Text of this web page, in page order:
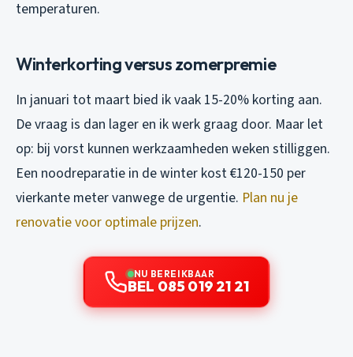
temperaturen.
Winterkorting versus zomerpremie
In januari tot maart bied ik vaak 15-20% korting aan.
De vraag is dan lager en ik werk graag door. Maar let
op: bij vorst kunnen werkzaamheden weken stilliggen.
Een noodreparatie in de winter kost €120-150 per
vierkante meter vanwege de urgentie. Plan nu je
renovatie voor optimale prijzen.
NU BEREIKBAAR
BEL 085 019 21 21